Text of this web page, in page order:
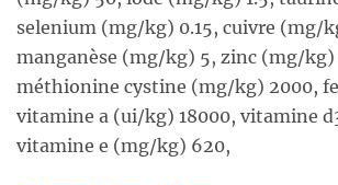
selenium (mg/kg) 0.15, cuivre (mg/
manganèse (mg/kg) 5, zinc (mg/kg)
méthionine cystine (mg/kg) 2000,
vitamine a (ui/kg) 18000, vitamine
vitamine e (mg/kg) 620,